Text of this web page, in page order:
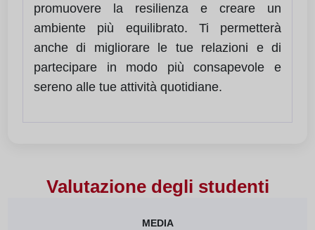
promuovere la resilienza e creare un
ambiente più equilibrato. Ti permetterà
anche di migliorare le tue relazioni e di
partecipare in modo più consapevole e
sereno alle tue attività quotidiane.
Valutazione degli studenti
MEDIA